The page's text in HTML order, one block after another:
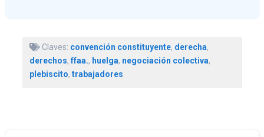
Claves: convención constituyente, derecha,
derechos,ffaa., huelga, negociación colectiva,
plebiscito, trabajadores